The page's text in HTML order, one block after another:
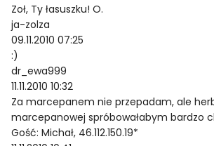
Zoł, Ty łasuszku! O.
ja-zolza
09.11.2010 07:25
:)
dr_ewa999
11.11.2010 10:32
Za marcepanem nie przepadam, ale
marcepanowej spróbowałabym bardzo
Gość: Michał, 46.112.150.19*